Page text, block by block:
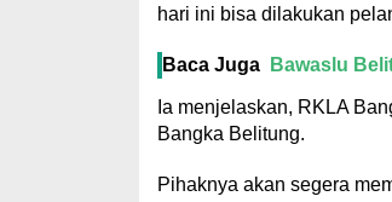
hari ini bisa dilakukan
Baca Juga Bawaslu
Ia menjelaskan, RKLA
Bangka Belitung.
Pihaknya akan segera